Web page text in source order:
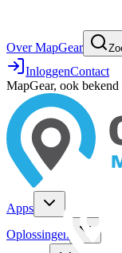
Over MapGear
InloggenContact
MapGear, ook
Apps
Oplossingen